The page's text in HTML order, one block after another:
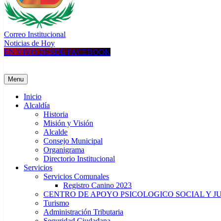
MUNICIPALIDAD DISTRITAL DE UCHUMAYO
Construyendo una nueva Historia
Correo Institucional
Noticias de Hoy
EN VIVO DESDE FACEBOOK
Menu
Inicio
Alcaldía
Historia
Misión y Visión
Alcalde
Consejo Municipal
Organigrama
Directorio Institucional
Servicios
Servicios Comunales
Registro Canino 2023
CENTRO DE APOYO PSICOLOGICO SOCIAL Y
Turismo
Administración Tributaria